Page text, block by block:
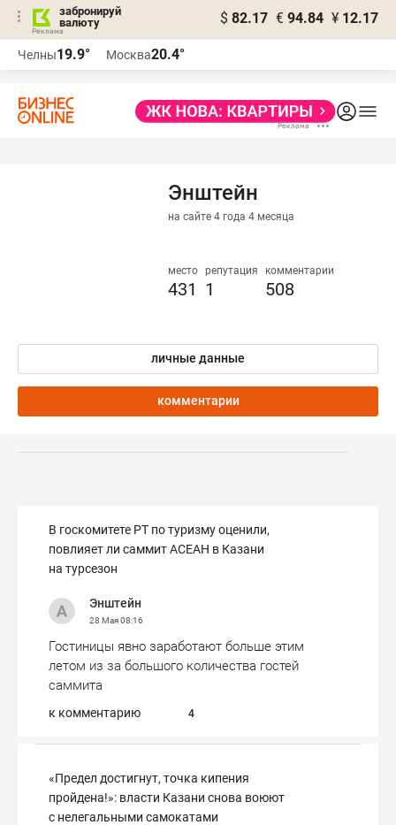
забронируй
валюту
$ 82.17 € 94.84 ¥ 12.17
Челны19.9° Москва20.4°
Энштейн
на сайте 4 года 4 месяца
место
431
репутация
1
комментарии
508
личные данные
комментарии
В госкомитете РТ по туризму оценили,
повлияет ли саммит АСЕАН в Казани
на турсезон
Энштейн
28 Мая08:16
Гостиницы явно заработают больше этим
летом из за большого количества гостей
саммита
к комментарию 4
«Предел достигнут, точка кипения
пройдена!»: власти Казани снова воюют
с нелегальными самокатами